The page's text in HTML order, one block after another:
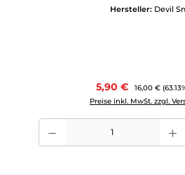
Hersteller: Devil
Verkaufspreis:
5,90 € Regulärer
16,00 €
Preise inkl. MwSt. zzgl.
Produkt Anzahl: Gib den